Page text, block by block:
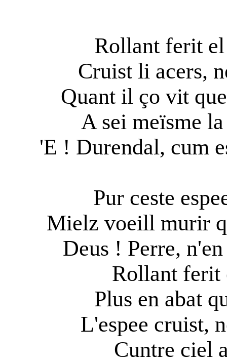
Rollant ferit
Cruist li acers,
Quant il ço vit
A sei meïsme
'E ! Durendal, cum
Pur ceste
Mielz voeill murir
Deus ! Perre,
Rollant ferit
Plus en abat
L'espee cruist,
Cuntre ciel